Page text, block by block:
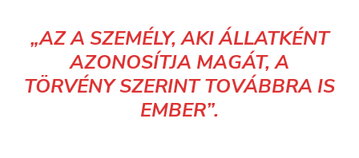
„AZ A SZEMÉLY, AKI ÁLLATKÉNT
AZONOSÍTJA MAGÁT, A
TÖRVÉNY SZERINT TOVÁBBRA IS
EMBER”.